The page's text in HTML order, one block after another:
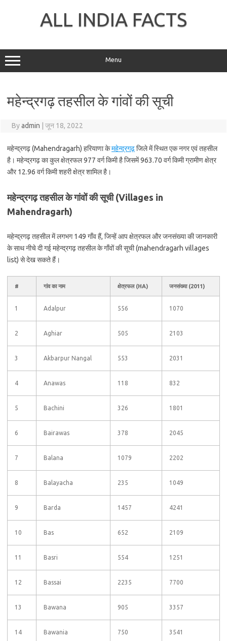
ALL INDIA FACTS
Menu
महेन्द्रगढ़ तहसील के गांवों की सूची
Byadmin जून 18, 2022
महेन्द्रगढ़ (Mahendragarh) हरियाणा केमहेन्द्रगढ़जिले में स्थित एक नगर एवं तहसील
है। महेन्द्रगढ़ का कुल क्षेत्रफल 977 वर्ग किमी है जिसमें 963.70 वर्ग किमी ग्रामीण क्षेत्र
और 12.96 वर्ग किमी शहरी क्षेत्र शामिल है।
महेन्द्रगढ़ तहसील के गांवों की सूची (Villages in
Mahendragarh)
महेन्द्रगढ़ तहसील में लगभग 149 गाँव हैं, जिन्हें आप क्षेत्रफल और जनसंख्या की जानकारी
के साथ नीचे दी गई महेन्द्रगढ़ तहसील के गाँवों की सूची (mahendragarh villages
list) से देख सकते हैं।
# गांव का नाम क्षेत्रफल (HA) जनसंख्या (2011)
1 Adalpur 556 1070
2 Aghiar 505 2103
3 Akbarpur Nangal 553 2031
4 Anawas 118 832
5 Bachini 326 1801
6 Bairawas 378 2045
7 Balana 1079 2202
8 Balayacha 235 1049
9 Barda 1457 4241
10 Bas 652 2109
11 Basri 554 1251
12 Bassai 2235 7700
13 Bawana 905 3357
14 Bawania 750 3541